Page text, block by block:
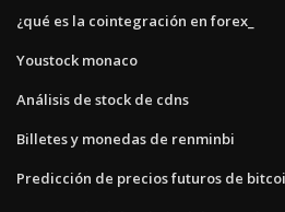
¿qué es la cointegración en forex_
Youstock monaco
Análisis de stock de cdns
Billetes y monedas de renminbi
Predicción de precios futuros de